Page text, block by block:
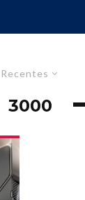
Recentes
3000